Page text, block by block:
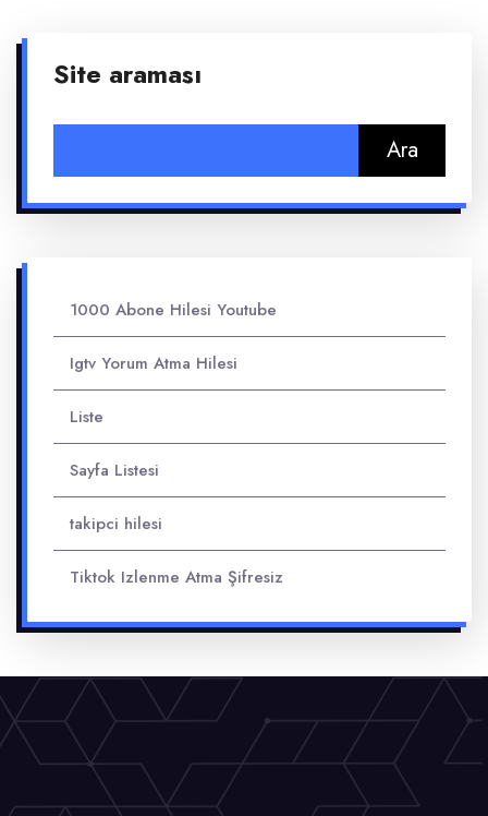
Site araması
1000 Abone Hilesi Youtube
Igtv Yorum Atma Hilesi
Liste
Sayfa Listesi
takipci hilesi
Tiktok Izlenme Atma Şifresiz